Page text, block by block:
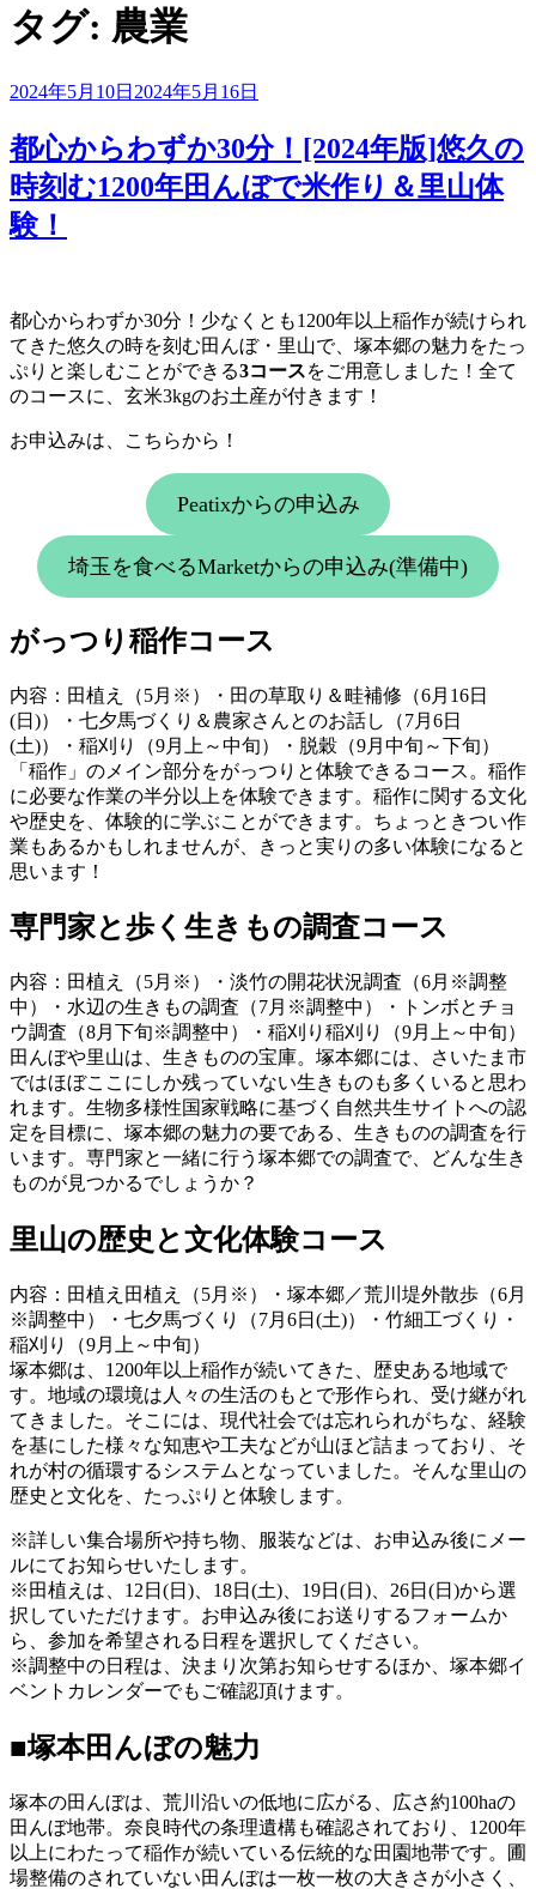
タグ: 農業
投
日:
2024年5月10日 2024年5月16日
都心からわずか30分！[2024年版]悠久の
時刻む1200年田んぼで米作り＆里山体
験！
都心からわずか30分！少なくとも1200年以上稲作が続けられ
てきた悠久の時を刻む田んぼ・里山で、塚本郷の魅力をたっ
ぷりと楽しむことができる3コースをご用意しました！全て
のコースに、玄米3kgのお土産が付きます！
お申込みは、こちらから！
Peatixからの申込み
埼玉を食べるMarketからの申込み(準備中)
がっつり稲作コース
内容：田植え（5月※）・田の草取り＆畦補修（6月16日
(日)）・七夕馬づくり＆農家さんとのお話し（7月6日
(土)）・稲刈り（9月上～中旬）・脱穀（9月中旬～下旬）
「稲作」のメイン部分をがっつりと体験できるコース。稲作
に必要な作業の半分以上を体験できます。稲作に関する文化
や歴史を、体験的に学ぶことができます。ちょっときつい作
業もあるかもしれませんが、きっと実りの多い体験になると
思います！
専門家と歩く生きもの調査コース
内容：田植え（5月※）・淡竹の開花状況調査（6月※調整
中）・水辺の生きもの調査（7月※調整中）・トンボとチョ
ウ調査（8月下旬※調整中）・稲刈り稲刈り（9月上～中旬）
田んぼや里山は、生きものの宝庫。塚本郷には、さいたま市
ではほぼここにしか残っていない生きものも多くいると思わ
れます。生物多様性国家戦略に基づく自然共生サイトへの認
定を目標に、塚本郷の魅力の要である、生きものの調査を行
います。専門家と一緒に行う塚本郷での調査で、どんな生き
ものが見つかるでしょうか？
里山の歴史と文化体験コース
内容：田植え田植え（5月※）・塚本郷／荒川堤外散歩（6月
※調整中）・七夕馬づくり（7月6日(土)）・竹細工づくり・
稲刈り（9月上～中旬）
塚本郷は、1200年以上稲作が続いてきた、歴史ある地域で
す。地域の環境は人々の生活のもとで形作られ、受け継がれ
てきました。そこには、現代社会では忘れられがちな、経験
を基にした様々な知恵や工夫などが山ほど詰まっており、そ
れが村の循環するシステムとなっていました。そんな里山の
歴史と文化を、たっぷりと体験します。
※詳しい集合場所や持ち物、服装などは、お申込み後にメー
ルにてお知らせいたします。
※田植えは、12日(日)、18日(土)、19日(日)、26日(日)から選
択していただけます。お申込み後にお送りするフォームか
ら、参加を希望される日程を選択してください。
※調整中の日程は、決まり次第お知らせするほか、塚本郷イ
ベントカレンダーでもご確認頂けます。
■塚本田んぼの魅力
塚本の田んぼは、荒川沿いの低地に広がる、広さ約100haの
田んぼ地帯。奈良時代の条理遺構も確認されており、1200年
以上にわたって稲作が続いている伝統的な田園地帯です。圃
場整備のされていない田んぼは一枚一枚の大きさが小さく、